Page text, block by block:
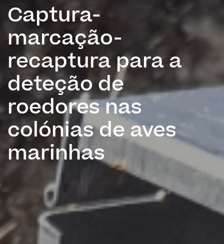
Captura-
marcação-
recaptura para a
deteção de
roedores nas
colónias de aves
marinhas